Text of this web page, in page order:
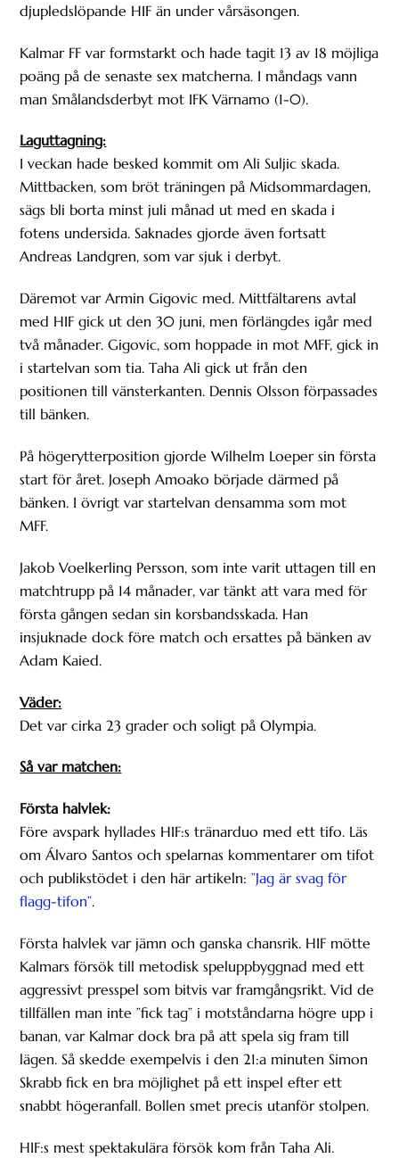
djupledslöpande HIF än under vårsäsongen.
Kalmar FF var formstarkt och hade tagit 13 av 18 möjliga
poäng på de senaste sex matcherna. I måndags vann
man Smålandsderbyt mot IFK Värnamo (1-0).
Laguttagning:
I veckan hade besked kommit om Ali Suljic skada.
Mittbacken, som bröt träningen på Midsommardagen,
sägs bli borta minst juli månad ut med en skada i
fotens undersida. Saknades gjorde även fortsatt
Andreas Landgren, som var sjuk i derbyt.
Däremot var Armin Gigovic med. Mittfältarens avtal
med HIF gick ut den 30 juni, men förlängdes igår med
två månader. Gigovic, som hoppade in mot MFF, gick in
i startelvan som tia. Taha Ali gick ut från den
positionen till vänsterkanten. Dennis Olsson förpassades
till bänken.
På högerytterposition gjorde Wilhelm Loeper sin första
start för året. Joseph Amoako började därmed på
bänken. I övrigt var startelvan densamma som mot
MFF.
Jakob Voelkerling Persson, som inte varit uttagen till en
matchtrupp på 14 månader, var tänkt att vara med för
första gången sedan sin korsbandsskada. Han
insjuknade dock före match och ersattes på bänken av
Adam Kaied.
Väder:
Det var cirka 23 grader och soligt på Olympia.
Så var matchen:
Första halvlek:
Före avspark hyllades HIF:s tränarduo med ett tifo. Läs
om Álvaro Santos och spelarnas kommentarer om tifot
och publikstödet i den här artikeln:”Jag är svag för
flagg-tifon”.
Första halvlek var jämn och ganska chansrik. HIF mötte
Kalmars försök till metodisk speluppbyggnad med ett
aggressivt presspel som bitvis var framgångsrikt. Vid de
tillfällen man inte ”fick tag” i motståndarna högre upp i
banan, var Kalmar dock bra på att spela sig fram till
lägen. Så skedde exempelvis i den 21:a minuten Simon
Skrabb fick en bra möjlighet på ett inspel efter ett
snabbt högeranfall. Bollen smet precis utanför stolpen.
HIF:s mest spektakulära försök kom från Taha Ali.